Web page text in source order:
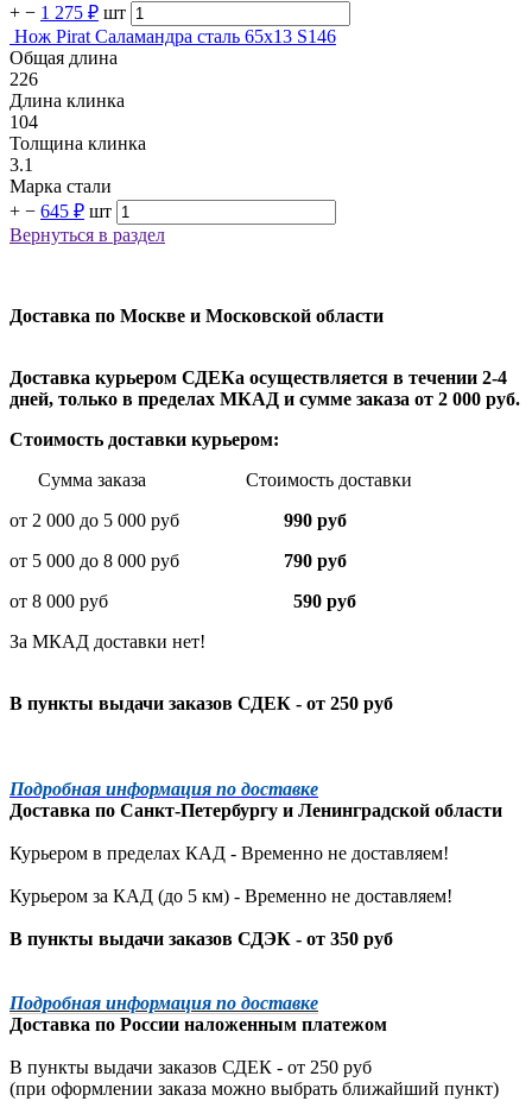
+ − 1 275 ₽ шт
Нож Pirat Саламандра сталь 65х13 S146
Общая длина
226
Длина клинка
104
Толщина клинка
3.1
Марка стали
+ − 645 ₽ шт
Вернуться в раздел
Доставка по Москве и Московской области
Доставка курьером СДЕКа осуществляется в течении 2-4
дней, только в пределах МКАД и сумме заказа от 2 000 руб.
Стоимость доставки курьером:
Сумма заказа Стоимость доставки
от 2 000 до 5 000 руб
990 руб
от 5 000 до 8 000 руб 790 руб
от 8 000 руб 590 руб
За МКАД доставки нет!
В пункты выдачи заказов СДЕК - от 250 руб
Подробная информация по доставке
Доставка по Санкт-Петербургу и Ленинградской области
Курьером в пределах КАД - Временно не доставляем!
Курьером за КАД (до 5 км) - Временно не доставляем!
В пункты выдачи заказов СДЭК - от 350 руб
Подробная информация по доставке
Доставка по России наложенным платежом
В пункты выдачи заказов СДЕК - от 250 руб
(при оформлении заказа можно выбрать ближайший пункт)